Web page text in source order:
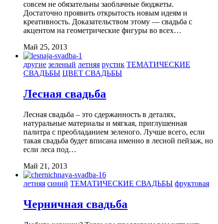
совсем не обязательны заоблачные бюджеты.
Достаточно проявить открытость новым идеям и
креативность. Доказательством этому — свадьба с
акцентом на геометрические фигуры во всех…
Май 25, 2013
другие зеленый летняя рустик ТЕМАТИЧЕСКИЕ
СВАДЬБЫ ЦВЕТ СВАДЬБЫ
Лесная свадьба
Лесная свадьба – это сдержанность в деталях,
натуральные материалы и мягкая, приглушенная
палитра с преобладанием зеленого. Лучше всего, если
такая свадьба будет вписана именно в лесной пейзаж, но
если леса под…
Май 21, 2013
летняя синий ТЕМАТИЧЕСКИЕ СВАДЬБЫ фруктовая
Черничная свадьба